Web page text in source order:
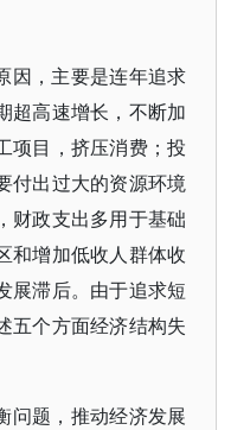
因，主要是连年追求
超高速增长，不断加
项目，挤压消费；投
付出过大的资源环境
财政支出多用于基础
和增加低收人群体收
展滞后。由于追求短
五个方面经济结构失
问题，推动经济发展